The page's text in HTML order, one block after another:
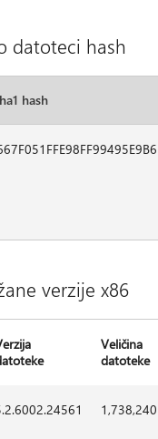
datoteci hash
hash
verzije x86
Veličina
datoteke
1,738,240